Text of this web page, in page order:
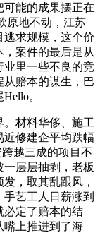
可能的成果摆正在
原地不动，江苏
求规模，这个价
案件的最后是从
业里一些不良的竞
赔本的谋生，巴
。
材料华侈、施工
修建企平均跌幅
越三成的项目不
层层抽剥，老板
，取其乱跟风，
艺工人日薪涨到
必定了赔本的结
嘴上推进到了海